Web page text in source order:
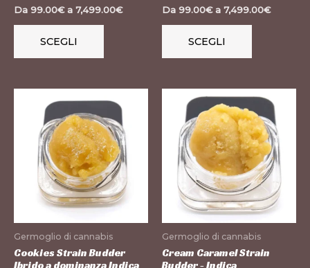
Da 99.00€a 7,499.00€
SCEGLI
nella
Da 99.00€a 7,499.00€
SCEGLI
nella
Germoglio di cannabis
Cookies Strain Budder
Ibrido a dominanza Indica
prodotto
ha
più
varianti.
Le
opzioni
essere
scelte
Germoglio di cannabis
Cream Caramel Strain
Budder - Indica
Questo
prodotto
ha
più
varianti.
Le
opzioni
essere